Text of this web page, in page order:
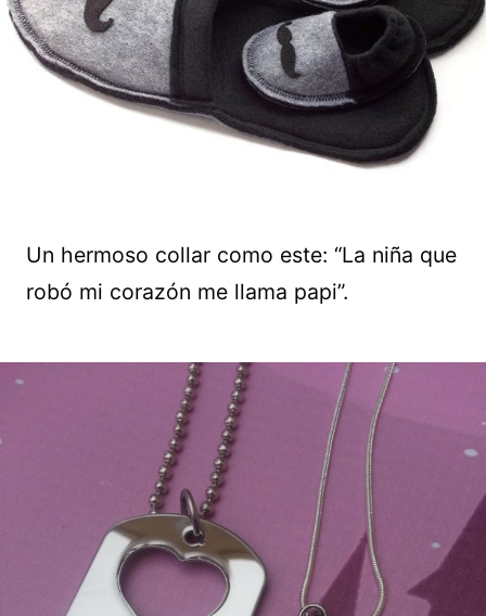
Un hermoso collar como este: “La niña que
robó mi corazón me llama papi”.